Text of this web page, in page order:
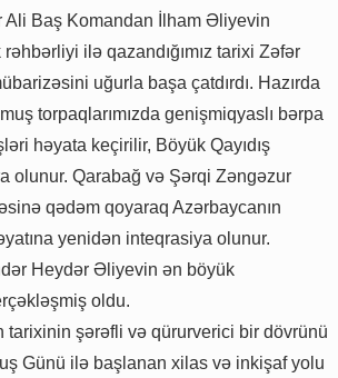
Ali Baş Komandan İlham Əliyevin
ilə qazandığımız tarixi Zəfər
uğurla başa çatdırdı. Hazırda
torpaqlarımızda genişmiqyaslı bərpa
həyata keçirilir, Böyük Qayıdış
olunur. Qarabağ və Şərqi Zəngəzur
qədəm qoyaraq Azərbaycanın
yenidən inteqrasiya olunur.
Heydər Əliyevin ən böyük
oldu.
tarixinin şərəfli və qürurverici bir dövrünü
Günü ilə başlanan xilas və inkişaf yolu